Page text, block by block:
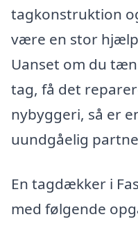
tagkonstruktion
være en stor
Uanset om du
tag, få det
nybyggeri, så er
uundgåelig
En tagdækker i
med følgende